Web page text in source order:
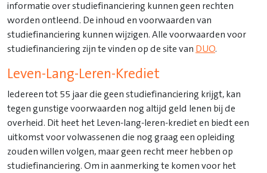
informatie over studiefinanciering kunnen geen rechten
worden ontleend. De inhoud en voorwaarden van
studiefinanciering kunnen wijzigen. Alle voorwaarden voor
studiefinanciering zijn te vinden op de site van DUO.
Leven-Lang-Leren-Krediet
Iedereen tot 55 jaar die geen studiefinanciering krijgt, kan
tegen gunstige voorwaarden nog altijd geld lenen bij de
overheid. Dit heet het Leven-lang-leren-krediet en biedt een
uitkomst voor volwassenen die nog graag een opleiding
zouden willen volgen, maar geen recht meer hebben op
studiefinanciering. Om in aanmerking te komen voor het